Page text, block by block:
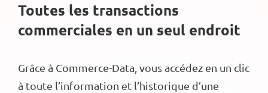
Toutes les transactions
commerciales en un seul endroit
Grâce à Commerce-Data, vous accédez en un clic
à toute l’information et l’historique d’une